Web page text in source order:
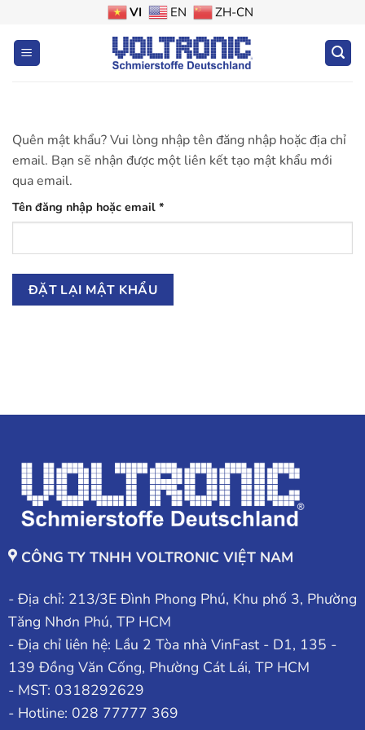
dung
VI EN ZH-CN
Quên mật khẩu? Vui lòng nhập tên đăng nhập hoặc địa chỉ
email. Bạn sẽ nhận được một liên kết tạo mật khẩu mới
qua email.
Tên đăng nhập hoặc email *
buộc
ĐẶT LẠI MẬT KHẨU
CÔNG TY TNHH VOLTRONIC VIỆT NAM
- Địa chỉ: 213/3E Đình Phong Phú, Khu phố 3, Phường
Tăng Nhơn Phú, TP HCM
- Địa chỉ liên hệ: Lầu 2 Tòa nhà VinFast - D1, 135 -
139 Đồng Văn Cống, Phường Cát Lái, TP HCM
- MST: 0318292629
- Hotline: 028 77777 369